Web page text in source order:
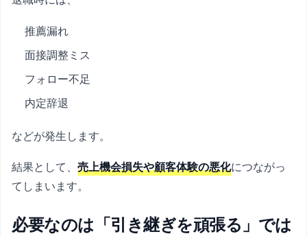
推薦漏れ
面接調整ミス
フォロー不足
内定辞退
などが発生します。
結果として、 売上機会損失や顧客体験の悪化につながっ
てしまいます。
必要なのは「引き継ぎを頑張る」では